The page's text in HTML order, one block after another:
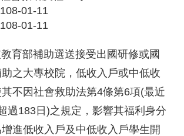
108-01-11
108-01-11
部補助選送接受出國研修或國
之大專校院，低收入戶或中低收
不因社會救助法第4條第6項(最近
過183日)之規定，影響其福利身分
進低收入戶及中低收入戶學生開